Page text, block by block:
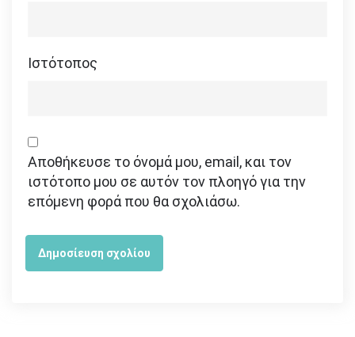
Ιστότοπος
Αποθήκευσε το όνομά μου, email, και τον
ιστότοπο μου σε αυτόν τον πλοηγό για την
επόμενη φορά που θα σχολιάσω.